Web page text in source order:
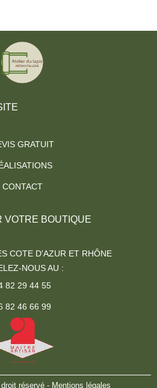
GRATUIT
CONTACT
VOTRE BOUTIQUE
COTE D'AZUR ET RHÔNE
NOUS AU :
82 29 44 55
82 46 66 99
réservé - Mentions légales